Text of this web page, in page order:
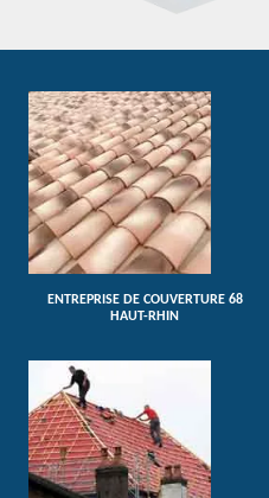
ENTREPRISE DE COUVERTURE 68
HAUT-RHIN